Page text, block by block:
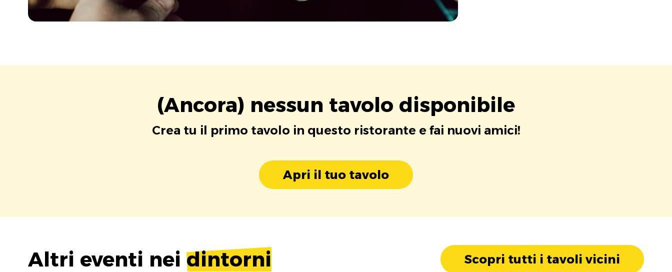
(Ancora) nessun tavolo disponibile
Crea tu il primo tavolo in questo ristorante e fai nuovi amici!
Apri il tuo tavolo
Altri eventi nei dintorni Scopri tutti i tavoli vicini